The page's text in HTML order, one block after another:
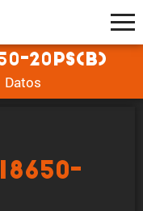
20PS(B)
Datos